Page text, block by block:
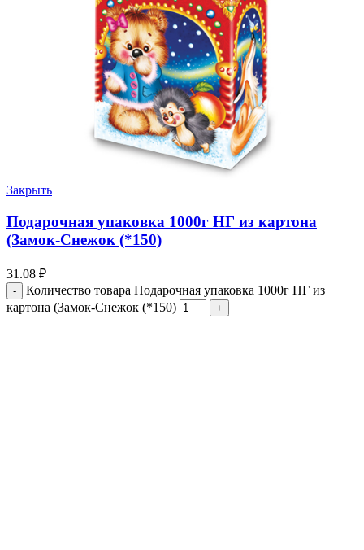
Закрыть
Подарочная упаковка 1000г НГ из картона
(Замок-Снежок (*150)
31.08 ₽
Количество товара Подарочная упаковка 1000г НГ из
картона (Замок-Снежок (*150)